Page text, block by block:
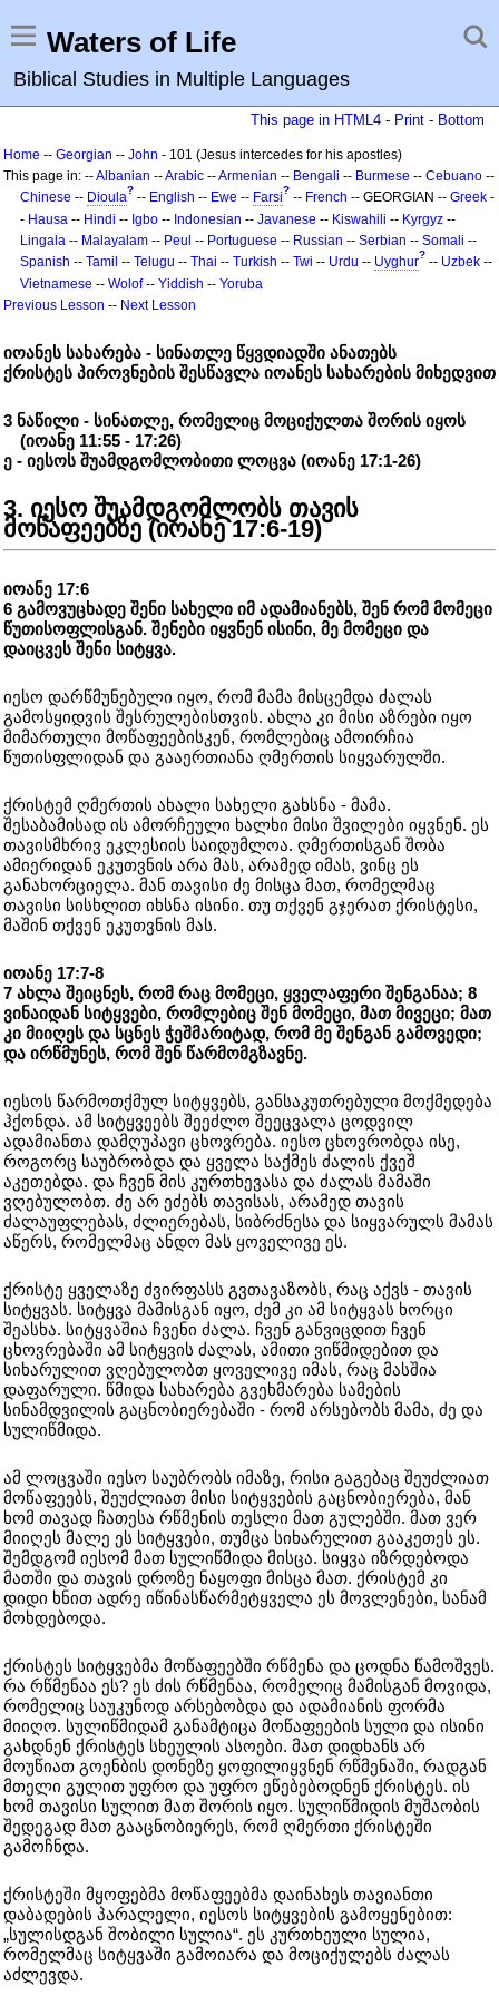
Waters of Life
Biblical Studies in Multiple Languages
This page in HTML4 - Print - Bottom
Home -- Georgian -- John - 101 (Jesus intercedes for his apostles)
This page in: --Albanian --Arabic --Armenian -- Bengali -- Burmese -- Cebuano --
Chinese -- Dioula? -- English -- Ewe -- Farsi? -- French -- GEORGIAN -- Greek -
- Hausa -- Hindi -- Igbo -- Indonesian -- Javanese -- Kiswahili -- Kyrgyz --
Lingala -- Malayalam -- Peul -- Portuguese -- Russian -- Serbian -- Somali --
Spanish -- Tamil -- Telugu -- Thai -- Turkish -- Twi -- Urdu -- Uyghur? -- Uzbek --
Vietnamese -- Wolof-- Yiddish -- Yoruba
Previous Lesson -- Next Lesson
იოანეს სახარება - სინათლე წყვდიადში ანათებს
ქრისტეს პიროვნების შესწავლა იოანეს სახარების მიხედვით
3 ნაწილი - სინათლე, რომელიც მოციქულთა შორის იყოს
(იოანე 11:55 - 17:26)
ე - იესოს შუამდგომლობითი ლოცვა (იოანე 17:1-26)
3. იესო შუამდგომლობს თავის
მოწაფეებზე (იოანე 17:6-19)
იოანე 17:6
6 გამოვუცხადე შენი სახელი იმ ადამიანებს, შენ რომ მომეცი
წუთისოფლისგან. შენები იყვნენ ისინი, მე მომეცი და
დაიცვეს შენი სიტყვა.
იესო დარწმუნებული იყო, რომ მამა მისცემდა ძალას
გამოსყიდვის შესრულებისთვის. ახლა კი მისი აზრები იყო
მიმართული მოწაფეებისკენ, რომლებიც ამოირჩია
წუთისფლიდან და გააერთიანა ღმერთის სიყვარულში.
ქრისტემ ღმერთის ახალი სახელი გახსნა - მამა.
შესაბამისად ის ამორჩეული ხალხი მისი შვილები იყვნენ. ეს
თავისმხრივ ეკლესიის საიდუმლოა. ღმერთისგან შობა
ამიერიდან ეკუთვნის არა მას, არამედ იმას, ვინც ეს
განახორციელა. მან თავისი ძე მისცა მათ, რომელმაც
თავისი სისხლით იხსნა ისინი. თუ თქვენ გჯერათ ქრისტესი,
მაშინ თქვენ ეკუთვნის მას.
იოანე 17:7-8
7 ახლა შეიცნეს, რომ რაც მომეცი, ყველაფერი შენგანაა; 8
ვინაიდან სიტყვები, რომლებიც შენ მომეცი, მათ მივეცი; მათ
კი მიიღეს და სცნეს ჭეშმარიტად, რომ მე შენგან გამოვედი;
და ირწმუნეს, რომ შენ წარმომგზავნე.
იესოს წარმოთქმულ სიტყვებს, განსაკუთრებული მოქმედება
ჰქონდა. ამ სიტყვეებს შეეძლო შეეცვალა ცოდვილ
ადამიანთა დამღუპავი ცხოვრება. იესო ცხოვრობდა ისე,
როგორც საუბრობდა და ყველა საქმეს ძალის ქვეშ
აკეთებდა. და ჩვენ მის კურთხევასა და ძალას მამაში
ვღებულობთ. ძე არ ეძებს თავისას, არამედ თავის
ძალაუფლებას, ძლიერებას, სიბრძნესა და სიყვარულს მამას
აწერს, რომელმაც ანდო მას ყოველივე ეს.
ქრისტე ყველაზე ძვირფასს გვთავაზობს, რაც აქვს - თავის
სიტყვას. სიტყვა მამისგან იყო, ძემ კი ამ სიტყვას ხორცი
შეასხა. სიტყვაშია ჩვენი ძალა. ჩვენ განვიცდით ჩვენ
ცხოვრებაში ამ სიტყვის ძალას, ამითი ვიწმიდებით და
სიხარულით ვღებულობთ ყოველივე იმას, რაც მასშია
დაფარული. წმიდა სახარება გვეხმარება სამების
სინამდვილის გაცნობიერებაში - რომ არსებობს მამა, ძე და
სულიწმიდა.
ამ ლოცვაში იესო საუბრობს იმაზე, რისი გაგებაც შეუძლიათ
მოწაფეებს, შეუძლიათ მისი სიტყვების გაცნობიერება, მან
ხომ თავად ჩათესა რწმენის თესლი მათ გულებში. მათ ვერ
მიიღეს მალე ეს სიტყვები, თუმცა სიხარულით გააკეთეს ეს.
შემდგომ იესომ მათ სულიწმიდა მისცა. სიყვა იზრდებოდა
მათში და თავის დროზე ნაყოფი მისცა მათ. ქრისტემ კი
დიდი ხნით ადრე იწინასწარმეტყველა ეს მოვლენები, სანამ
მოხდებოდა.
ქრისტეს სიტყვებმა მოწაფეებში რწმენა და ცოდნა წამოშვეს.
რა რწმენაა ეს? ეს ძის რწმენაა, რომელიც მამისგან მოვიდა,
რომელიც საუკუნოდ არსებობდა და ადამიანის ფორმა
მიიღო. სულიწმიდამ განამტიცა მოწაფეების სული და ისინი
გახდნენ ქრისტეს სხეულის ასოები. მათ დიდხანს არ
მოუწიათ გოენბის დონეზე ყოფილიყვნენ რწმენაში, რადგან
მთელი გულით უფრო და უფრო ეწებებოდნენ ქრისტეს. ის
ხომ თავისი სულით მათ შორის იყო. სულიწმიდის მუშაობის
შედეგად მათ გააცნობიერეს, რომ ღმერთი ქრისტეში
გამოჩნდა.
ქრისტეში მყოფებმა მოწაფეებმა დაინახეს თავიანთი
დაბადების პარალელი, იესოს სიტყვების გამოყენებით:
„სულისდგან შობილი სულია“. ეს კურთხეული სულია,
რომელმაც სიტყვაში გამოიარა და მოციქულებს ძალას
აძლევდა.